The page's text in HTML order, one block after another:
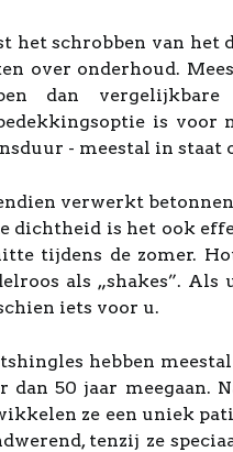
het schrobben van
over onderhoud.
dan
is voor
- meestal in staat
verwerkt
dichtheid is het ook
tijdens de zomer.
als „shakes”.
iets voor u.
hebben
dan 50 jaar meegaan.
ze een uniek
tenzij ze